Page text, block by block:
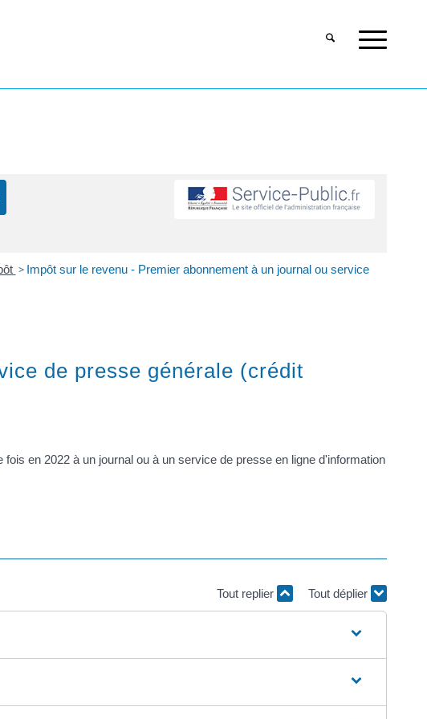
> Impôt sur le revenu - Premier abonnement à un journal ou service
de presse générale (crédit
en 2022 à un journal ou à un service de presse en ligne d'information
Tout replier Tout déplier